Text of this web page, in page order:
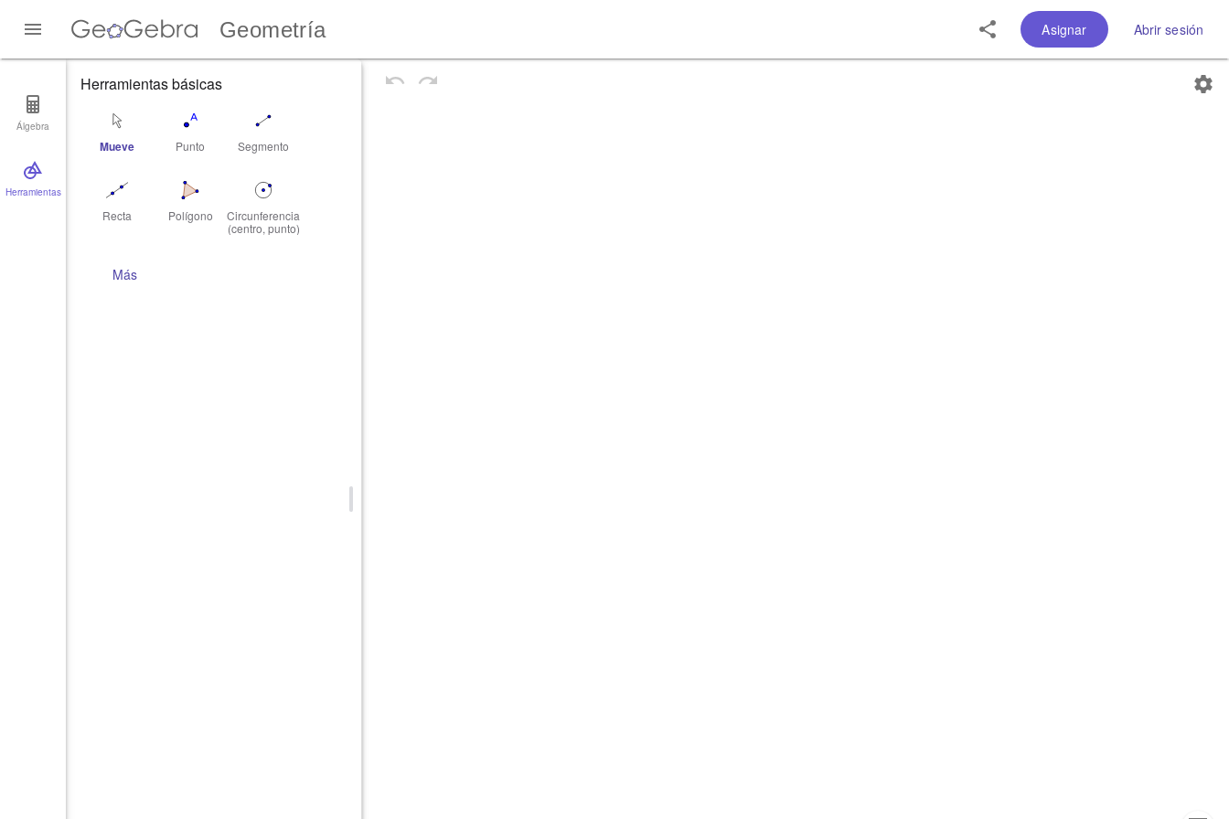
Geometría Asignar Abrir sesión
Álgebra
Herramientas
Herramientas básicas
Mueve Punto Segmento
Recta Polígono
Circunferencia
(centro, punto)
Más